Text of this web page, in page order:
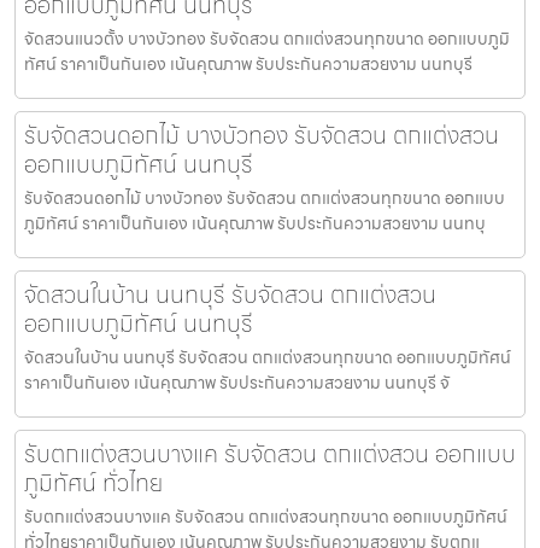
จัดสวนแนวตั้ง บางบัวทอง รับจัดสวน ตกแต่งสวนทุกขนาด ออกแบบภูมิ
ทัศน์ ราคาเป็นกันเอง เน้นคุณภาพ รับประกันความสวยงาม นนทบุรี
รับจัดสวนดอกไม้ บางบัวทอง รับจัดสวน ตกแต่งสวน
ออกแบบภูมิทัศน์ นนทบุรี
รับจัดสวนดอกไม้ บางบัวทอง รับจัดสวน ตกแต่งสวนทุกขนาด ออกแบบ
ภูมิทัศน์ ราคาเป็นกันเอง เน้นคุณภาพ รับประกันความสวยงาม นนทบุ
จัดสวนในบ้าน นนทบุรี รับจัดสวน ตกแต่งสวน
ออกแบบภูมิทัศน์ นนทบุรี
จัดสวนในบ้าน นนทบุรี รับจัดสวน ตกแต่งสวนทุกขนาด ออกแบบภูมิทัศน์
ราคาเป็นกันเอง เน้นคุณภาพ รับประกันความสวยงาม นนทบุรี จั
รับตกแต่งสวนบางแค รับจัดสวน ตกแต่งสวน ออกแบบ
ภูมิทัศน์ ทั่วไทย
รับตกแต่งสวนบางแค รับจัดสวน ตกแต่งสวนทุกขนาด ออกแบบภูมิทัศน์
ทั่วไทยราคาเป็นกันเอง เน้นคุณภาพ รับประกันความสวยงาม รับตกแ